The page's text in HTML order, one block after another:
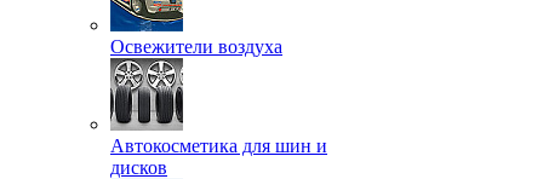
Освежители воздуха
Автокосметика для шин и
дисков